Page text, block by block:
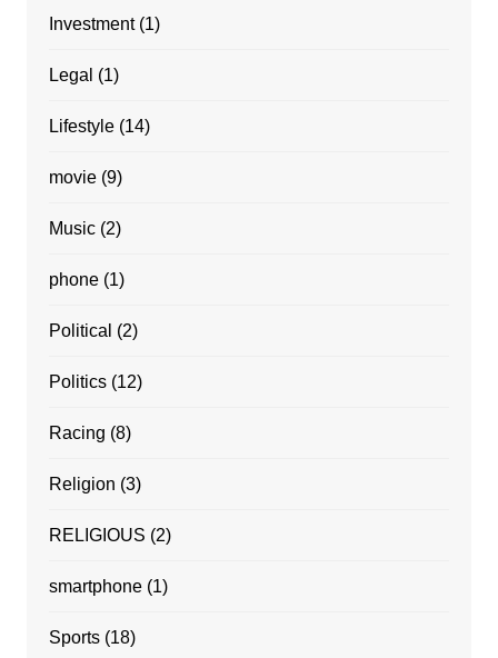
Investment(1)
Legal (1)
Lifestyle(14)
movie(9)
Music(2)
phone(1)
Political (2)
Politics(12)
Racing (8)
Religion (3)
RELIGIOUS (2)
smartphone(1)
Sports(18)